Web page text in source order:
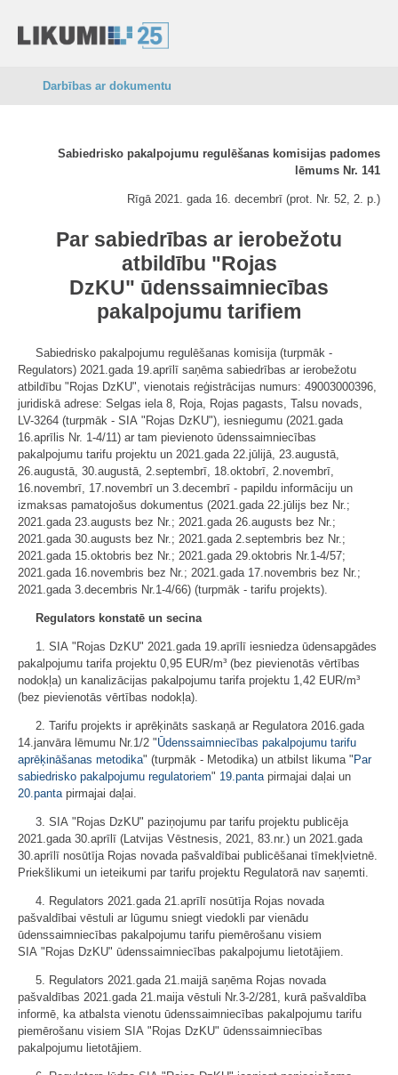
Darbības ar dokumentu
Sabiedrisko pakalpojumu regulēšanas komisijas padomes
lēmums Nr. 141
Rīgā 2021. gada 16. decembrī (prot. Nr. 52, 2. p.)
Par sabiedrības ar ierobežotu
atbildību "Rojas
DzKU" ūdenssaimniecības
pakalpojumu tarifiem
Sabiedrisko pakalpojumu regulēšanas komisija (turpmāk -
Regulators) 2021.gada 19.aprīlī saņēma sabiedrības ar ierobežotu
atbildību "Rojas DzKU", vienotais reģistrācijas numurs: 49003000396,
juridiskā adrese: Selgas iela 8, Roja, Rojas pagasts, Talsu novads,
LV-3264 (turpmāk - SIA "Rojas DzKU"), iesniegumu (2021.gada
16.aprīlis Nr. 1-4/11) ar tam pievienoto ūdenssaimniecības
pakalpojumu tarifu projektu un 2021.gada 22.jūlijā, 23.augustā,
26.augustā, 30.augustā, 2.septembrī, 18.oktobrī, 2.novembrī,
16.novembrī, 17.novembrī un 3.decembrī - papildu informāciju un
izmaksas pamatojošus dokumentus (2021.gada 22.jūlijs bez Nr.;
2021.gada 23.augusts bez Nr.; 2021.gada 26.augusts bez Nr.;
2021.gada 30.augusts bez Nr.; 2021.gada 2.septembris bez Nr.;
2021.gada 15.oktobris bez Nr.; 2021.gada 29.oktobris Nr.1-4/57;
2021.gada 16.novembris bez Nr.; 2021.gada 17.novembris bez Nr.;
2021.gada 3.decembris Nr.1-4/66) (turpmāk - tarifu projekts).
Regulators konstatē un secina
1. SIA "Rojas DzKU" 2021.gada 19.aprīlī iesniedza ūdensapgādes
pakalpojumu tarifa projektu 0,95 EUR/m³ (bez pievienotās vērtības
nodokļa) un kanalizācijas pakalpojumu tarifa projektu 1,42 EUR/m³
(bez pievienotās vērtības nodokļa).
2. Tarifu projekts ir aprēķināts saskaņā ar Regulatora 2016.gada
14.janvāra lēmumu Nr.1/2 "Ūdenssaimniecības pakalpojumu tarifu
aprēķināšanas metodika" (turpmāk - Metodika) un atbilst likuma " Par
sabiedrisko pakalpojumu regulatoriem" 19.pantapirmajai daļai un
20.pantapirmajai daļai.
3. SIA "Rojas DzKU" paziņojumu par tarifu projektu publicēja
2021.gada 30.aprīlī (Latvijas Vēstnesis, 2021, 83.nr.) un 2021.gada
30.aprīlī nosūtīja Rojas novada pašvaldībai publicēšanai tīmekļvietnē.
Priekšlikumi un ieteikumi par tarifu projektu Regulatorā nav saņemti.
4. Regulators 2021.gada 21.aprīlī nosūtīja Rojas novada
pašvaldībai vēstuli ar lūgumu sniegt viedokli par vienādu
ūdenssaimniecības pakalpojumu tarifu piemērošanu visiem
SIA "Rojas DzKU" ūdenssaimniecības pakalpojumu lietotājiem.
5. Regulators 2021.gada 21.maijā saņēma Rojas novada
pašvaldības 2021.gada 21.maija vēstuli Nr.3-2/281, kurā pašvaldība
informē, ka atbalsta vienotu ūdenssaimniecības pakalpojumu tarifu
piemērošanu visiem SIA "Rojas DzKU" ūdenssaimniecības
pakalpojumu lietotājiem.